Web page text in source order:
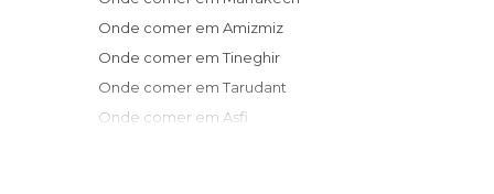
Onde comer em Amizmiz
Onde comer em Tineghir
Onde comer em Tarudant
Onde comer em Asfi